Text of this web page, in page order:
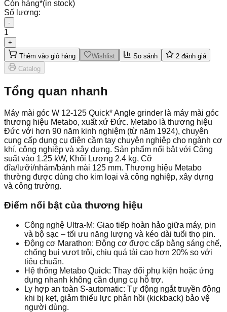
Còn hàng*(in stock)
Số lượng:
-
1
+
Thêm vào giỏ hàng
Wishlist So sánh 2 đánh giá
Catalog
Tổng quan nhanh
Máy mài góc W 12-125 Quick* Angle grinder là máy mài góc
thương hiệu Metabo, xuất xứ Đức. Metabo là thương hiệu
Đức với hơn 90 năm kinh nghiệm (từ năm 1924), chuyên
cung cấp dụng cụ điện cầm tay chuyên nghiệp cho ngành cơ
khí, công nghiệp và xây dựng. Sản phẩm nổi bật với Công
suất vào 1.25 kW, Khối Lượng 2.4 kg, Cỡ
đĩa/lưỡi/nhám/bánh mài 125 mm. Thương hiệu Metabo
thường được dùng cho kim loại và công nghiệp, xây dựng
và công trường.
Điểm nổi bật của thương hiệu
Công nghệ Ultra-M: Giao tiếp hoàn hảo giữa máy, pin
và bộ sạc – tối ưu năng lượng và kéo dài tuổi thọ pin.
Động cơ Marathon: Động cơ được cấp bằng sáng chế,
chống bụi vượt trội, chịu quá tải cao hơn 20% so với
tiêu chuẩn.
Hệ thống Metabo Quick: Thay đổi phụ kiện hoặc ứng
dụng nhanh không cần dụng cụ hỗ trợ.
Ly hợp an toàn S-automatic: Tự động ngắt truyền động
khi bị kẹt, giảm thiểu lực phản hồi (kickback) bảo vệ
người dùng.